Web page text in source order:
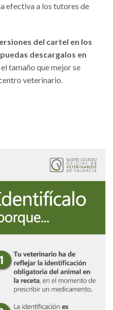
efectiva a los tutores de
del cartel en los
descargalos en
tamaño que mejor se
veterinario.